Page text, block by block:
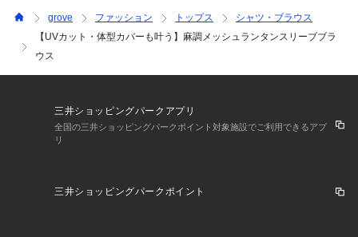
grove ファッション トップス
シャツ・ブラウス
【UVカット・体型カバーも叶う】麻調メッシュランタンスリーブブラ
ウス
三井ショッピングパークアプリ
全国の三井ショッピングパークポイント対象施設でご利用できるアプ
リ
三井ショッピングパークポイント